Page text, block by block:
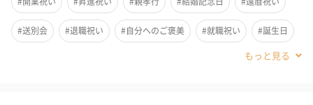
明治時代の日本でかつて、西洋文化の象徴として日本に持ち帰ら
れたのがオールドパーと言われています。上流階級の社交の場に
は欠かせないブランドとなりました。
オールドパーの斜めに立つボトルを一度は目にしたことがあるの
#送別会 #退職祝い #自分へのご褒美 #就職祝い #誕生日
#お中元